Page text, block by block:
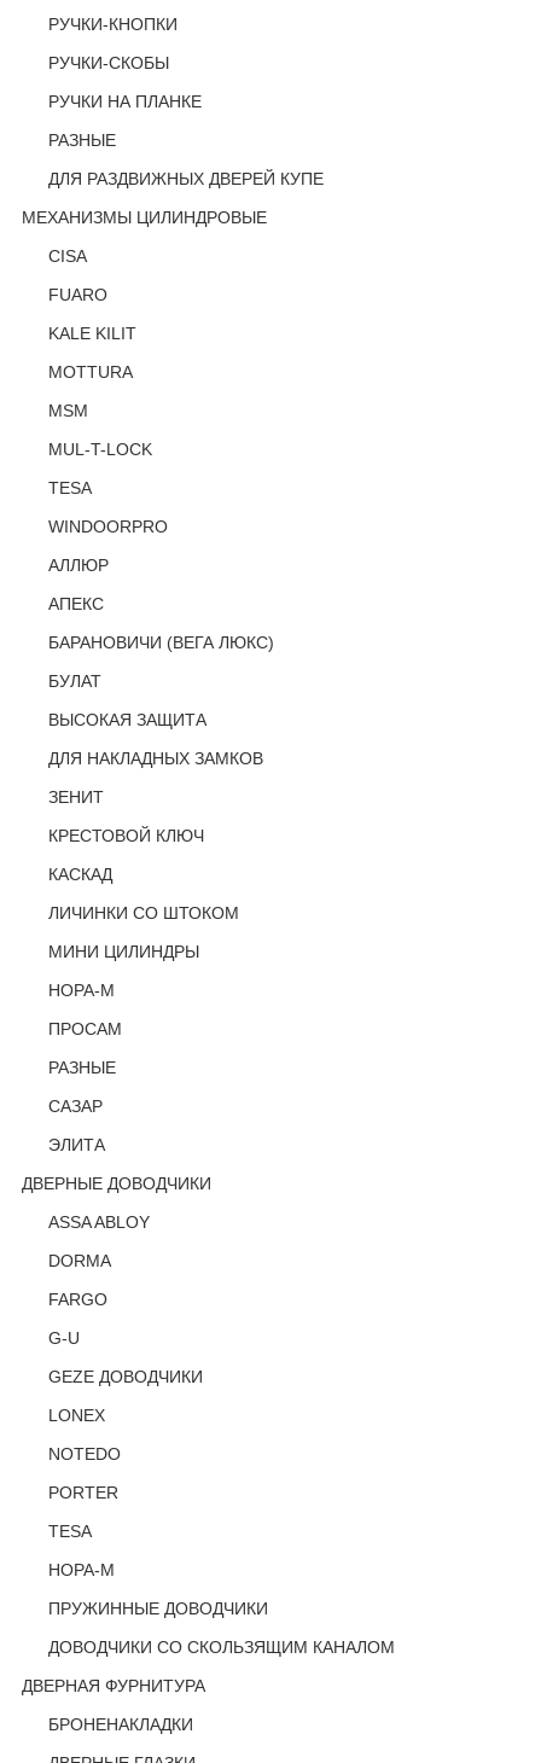
РУЧКИ-КНОПКИ
РУЧКИ-СКОБЫ
РУЧКИ НА ПЛАНКЕ
РАЗНЫЕ
ДЛЯ РАЗДВИЖНЫХ ДВЕРЕЙ КУПЕ
МЕХАНИЗМЫ ЦИЛИНДРОВЫЕ
CISA
FUARO
KALE KILIT
MOTTURA
MSM
MUL-T-LOCK
TESA
WINDOORPRO
АЛЛЮР
АПЕКС
БАРАНОВИЧИ (ВЕГА ЛЮКС)
БУЛАТ
ВЫСОКАЯ ЗАЩИТА
ДЛЯ НАКЛАДНЫХ ЗАМКОВ
ЗЕНИТ
КРЕСТОВОЙ КЛЮЧ
КАСКАД
ЛИЧИНКИ СО ШТОКОМ
МИНИ ЦИЛИНДРЫ
НОРА-М
ПРОСАМ
РАЗНЫЕ
САЗАР
ЭЛИТА
ДВЕРНЫЕ ДОВОДЧИКИ
ASSA ABLOY
DORMA
FARGO
G-U
GEZE ДОВОДЧИКИ
LONEX
NOTEDO
PORTER
TESA
НОРА-М
ПРУЖИННЫЕ ДОВОДЧИКИ
ДОВОДЧИКИ СО СКОЛЬЗЯЩИМ КАНАЛОМ
ДВЕРНАЯ ФУРНИТУРА
БРОНЕНАКЛАДКИ